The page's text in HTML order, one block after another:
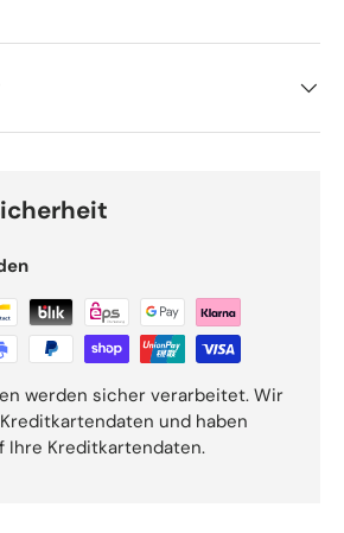
werden sicher verarbeitet. Wir
und haben
Ihre Kreditkartendaten.